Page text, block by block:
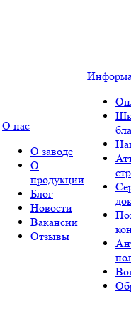
О нас
О заводе
О
продукции
Блог
Новости
Вакансии
Отзывы